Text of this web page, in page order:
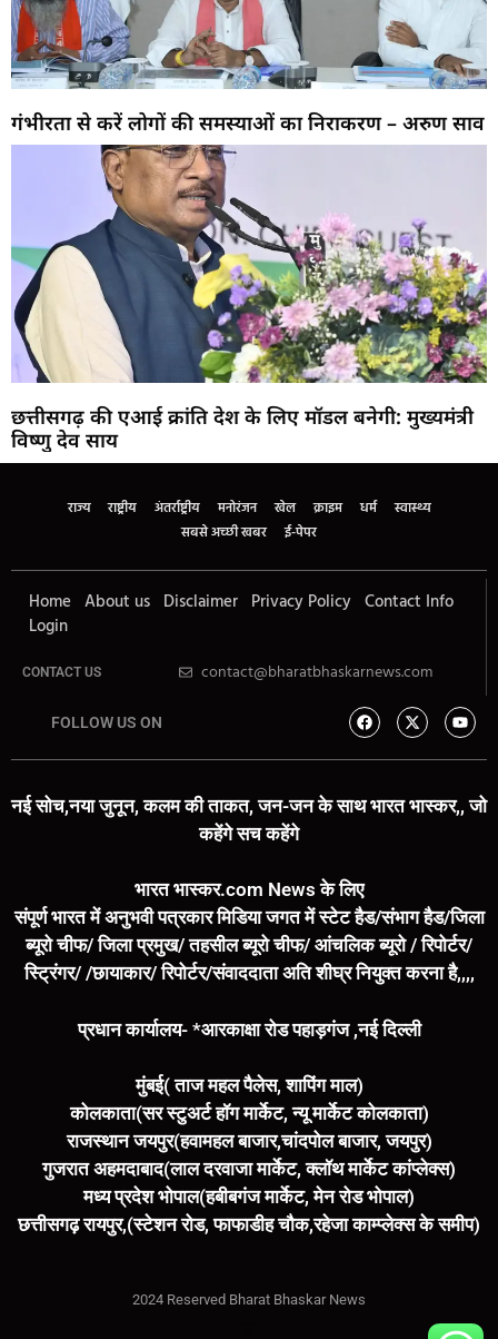
गंभीरता से करें लोगों की समस्याओं का निराकरण – अरुण साव
छत्तीसगढ़ की एआई क्रांति देश के लिए मॉडल बनेगी: मुख्यमंत्री
विष्णु देव साय
राज्य राष्ट्रीय अंतर्राष्ट्रीय मनोरंजन खेल क्राइम धर्म
स्वास्थ्य
सबसे अच्छी खबर
ई-पेपर
Home About us Disclaimer Privacy Policy Contact Info
Login
CONTACT US contact@bharatbhaskarnews.com
FOLLOW US ON
नई सोच,नया जुनून, कलम की ताकत, जन-जन के साथ भारत भास्कर,, जो
कहेंगे सच कहेंगे
भारत भास्कर.com News के लिए
संपूर्ण भारत में अनुभवी पत्रकार मिडिया जगत में स्टेट हैड/संभाग हैड/जिला
ब्यूरो चीफ/ जिला प्रमुख/ तहसील ब्यूरो चीफ/ आंचलिक ब्यूरो / रिपोर्टर/
स्ट्रिंगर/ /छायाकार/ रिपोर्टर/संवाददाता अति शीघ्र नियुक्त करना है,,,,
प्रधान कार्यालय- *आरकाक्षा रोड पहाड़गंज ,नई दिल्ली
मुंबई( ताज महल पैलेस, शापिंग माल)
कोलकाता(सर स्टुअर्ट हॉग मार्केट, न्यू मार्केट कोलकाता)
राजस्थान जयपुर(हवामहल बाजार,चांदपोल बाजार, जयपुर)
गुजरात अहमदाबाद(लाल दरवाजा मार्केट, क्लॉथ मार्केट कांप्लेक्स)
मध्य प्रदेश भोपाल(हबीबगंज मार्केट, मेन रोड भोपाल)
छत्तीसगढ़ रायपुर,(स्टेशन रोड, फाफाडीह चौक,रहेजा काम्प्लेक्स के समीप)
2024 Reserved Bharat Bhaskar News